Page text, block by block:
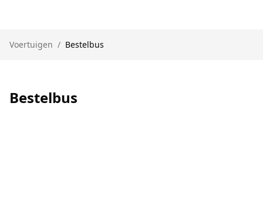
Voertuigen / Bestelbus
Bestelbus